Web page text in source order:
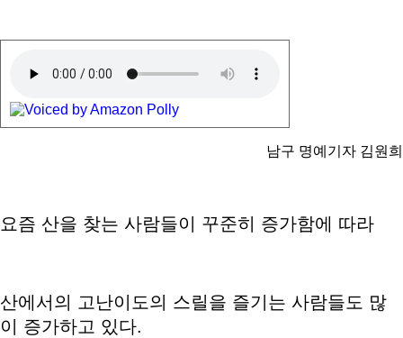
남구 명예기자 김원희
요즘 산을 찾는 사람들이 꾸준히 증가함에 따라
산에서의 고난이도의 스릴을 즐기는 사람들도 많
이 증가하고 있다.